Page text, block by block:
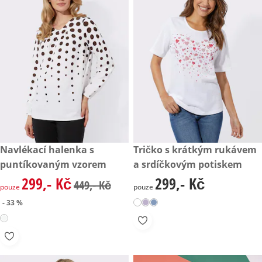
zlevněná cena: 299,- Kč, původní cena: 449,- Kč
- 33 %
Navlékací halenka s
puntíkovaným vzorem
zlevněná cena: 299,- Kč, původní cena: 449,- Kč
pouze 299,- Kč449,- Kč
- 33 %
299,- Kč
Tričko s krátkým rukávem
a srdíčkovým potiskem
299,- Kč
pouze 299,- Kč